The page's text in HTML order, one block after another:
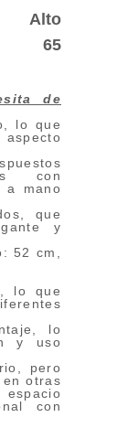
Alto
65
de
lo que
con
a mano
que
y
52 cm,
lo que
lo
y uso
pero
otras
espacio
con